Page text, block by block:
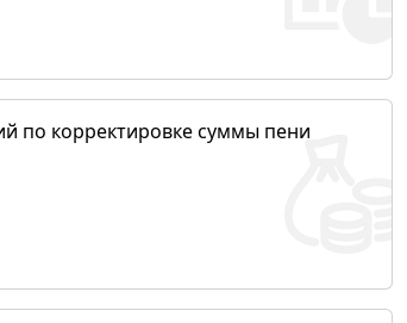
по корректировке суммы пени